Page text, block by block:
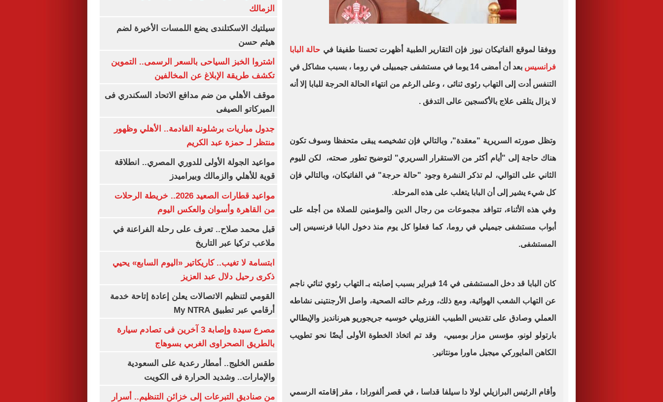
ووفقا لموقع الفاتيكان نيوز فإن التقارير الطبية أظهرت تحسنا طفيفا في حالة البابا
فرانسيس بعد أن أمضى 14 يوما في مستشفى جيمبيلى في روما ، بسبب مشاكل في
التنفس أدت إلى التهاب رئوى ثنائى ، وعلى الرغم من انتهاء الحالة الحرجة للبابا إلا أنه
لا يزال يتلقى علاج بالأكسجين عالى التدفق .
وتظل صورته السريرية "معقدة"، وبالتالي فإن تشخيصه يبقى متحفظا وسوف تكون
هناك حاجة إلى "أيام أكثر من الاستقرار السريري" لتوضيح تطور صحته، لكن لليوم
الثاني على التوالي، لم تذكر النشرة وجود "حالة حرجة" في الفاتيكان، وبالتالي فإن
كل شيء يشير إلى أن البابا يتغلب على هذه المرحلة.
وفي هذه الأثناء، تتوافد مجموعات من رجال الدين والمؤمنين للصلاة من أجله على
أبواب مستشفى جيميلي في روما، كما فعلوا كل يوم منذ دخول البابا فرنسيس إلى
المستشفى.
كان البابا قد دخل المستشفى في 14 فبراير بسبب إصابته بـ التهاب رئوي ثنائي ناجم
عن التهاب الشعب الهوائية، ومع ذلك، ورغم حالته الصحية، واصل الأرجنتينى نشاطه
العملي وصادق على تقديس الطبيب الفنزويلي خوسيه جريجوريو هيرنانديز والإيطالي
بارتولو لونو، مؤسس مزار بومبيي، وقد تم اتخاذ الخطوة الأولى أيضًا نحو تطويب
الكاهن المايوركي ميجيل ماورا مونتانير.
وأقام الرئيس البرازيلي لولا دا سيلفا قداسا ، في قصر ألفورادا ، مقر إقامته الرسمي
الزمالك
سيلتيك الاسكتلندى يضع اللمسات الأخيرة لضم
هيثم حسن
اشتروا الخبز السياحى بالسعر الرسمى.. التموين
تكشف طريقة الإبلاغ عن المخالفين
موقف الأهلي من ضم مدافع الاتحاد السكندري فى
الميركاتو الصيفى
جدول مباريات برشلونة القادمة.. الأهلي وظهور
منتظر لـ حمزة عبد الكريم
مواعيد الجولة الأولى للدوري المصري.. انطلاقة
قوية للأهلي والزمالك وبيراميدز
مواعيد قطارات الصعيد 2026.. خريطة الرحلات
من القاهرة وأسوان والعكس اليوم
قبل محمد صلاح.. تعرف على رحلة الفراعنة في
ملاعب تركيا عبر التاريخ
ابتسامة لا تغيب.. كاريكاتير «اليوم السابع» يحيي
ذكرى رحيل دلال عبد العزيز
القومي لتنظيم الاتصالات يعلن إعادة إتاحة خدمة
أرقامي عبر تطبيق My NTRA
مصرع سيدة وإصابة 3 آخرين فى تصادم سيارة
بالطريق الصحراوى الغربي بسوهاج
طقس الخليج.. أمطار رعدية على السعودية
والإمارات.. وشديد الحرارة فى الكويت
من صناديق التبرعات إلى خزائن التنظيم.. أسرار